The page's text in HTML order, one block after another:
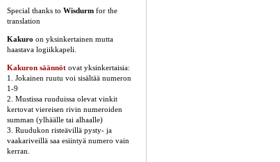
Special thanks to Wisdurm for the
translation
Kakuro on yksinkertainen mutta
haastava logiikkapeli.
Kakuron säännöt ovat yksinkertaisia:
1. Jokainen ruutu voi sisältää numeron
1-9
2. Mustissa ruuduissa olevat vinkit
kertovat viereisen rivin numeroiden
summan (ylhäälle tai alhaalle)
3. Ruudukon risteävillä pysty- ja
vaakariveillä saa esiintyä numero vain
kerran.